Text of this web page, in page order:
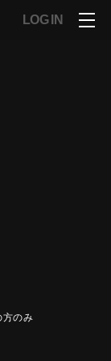
LOG IN
方のみ